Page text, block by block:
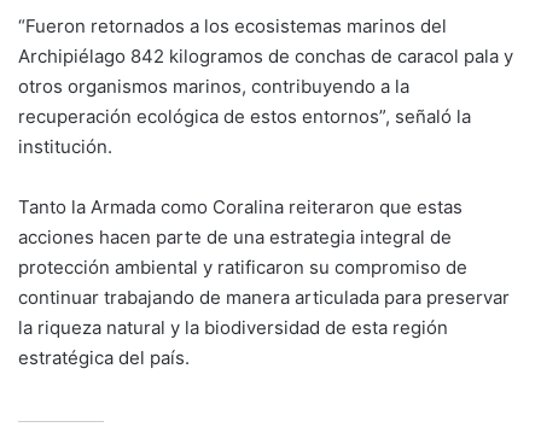
“Fueron retornados a los ecosistemas marinos del
Archipiélago 842 kilogramos de conchas de caracol pala y
otros organismos marinos, contribuyendo a la
recuperación ecológica de estos entornos”, señaló la
institución.
Tanto la Armada como Coralina reiteraron que estas
acciones hacen parte de una estrategia integral de
protección ambiental y ratificaron su compromiso de
continuar trabajando de manera articulada para preservar
la riqueza natural y la biodiversidad de esta región
estratégica del país.